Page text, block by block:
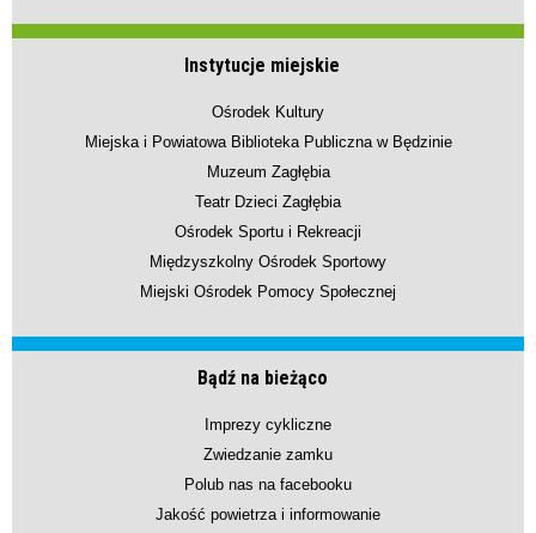
Instytucje miejskie
Ośrodek Kultury
Miejska i Powiatowa Biblioteka Publiczna w Będzinie
Muzeum Zagłębia
Teatr Dzieci Zagłębia
Ośrodek Sportu i Rekreacji
Międzyszkolny Ośrodek Sportowy
Miejski Ośrodek Pomocy Społecznej
Bądź na bieżąco
Imprezy cykliczne
Zwiedzanie zamku
Polub nas na facebooku
Jakość powietrza i informowanie